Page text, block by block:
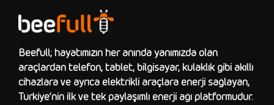
Beefull; hayatımızın her anında yanımızda olan
araçlardan telefon, tablet, bilgisayar, kulaklık gibi akıllı
cihazlara ve ayrıca elektrikli araçlara enerji sağlayan,
Türkiye’nin ilk ve tek paylaşımlı enerji ağı platformudur.